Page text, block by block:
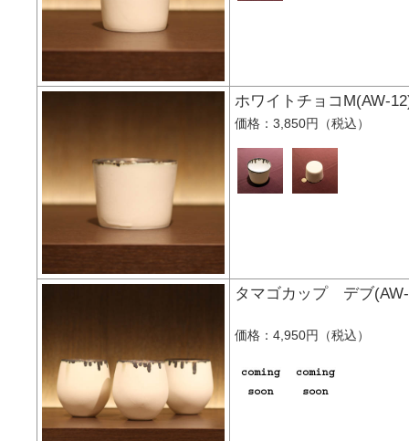
ホワイトチョコ
価格：3,850円（税込）
タマゴカップ デブ
価格：4,950円（税込）